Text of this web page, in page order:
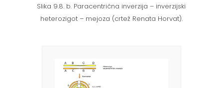
Slika 9.8. b. Paracentrična inverzija – inverzijski
heterozigot – mejoza (crtež Renata Horvat).